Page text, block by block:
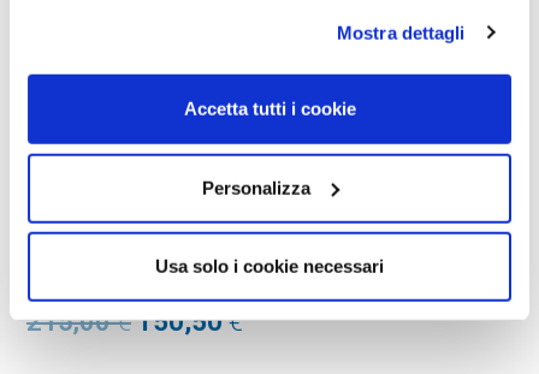
Mostra dettagli
Accetta tutti i cookie
Personalizza
Usa solo i cookie necessari
OCCHIALE DA SOLE, RAY-
BAN VISTA
Occhiale RAY-BAN VISTA
0RX8779D 1252 55
215,00€ 150,50€